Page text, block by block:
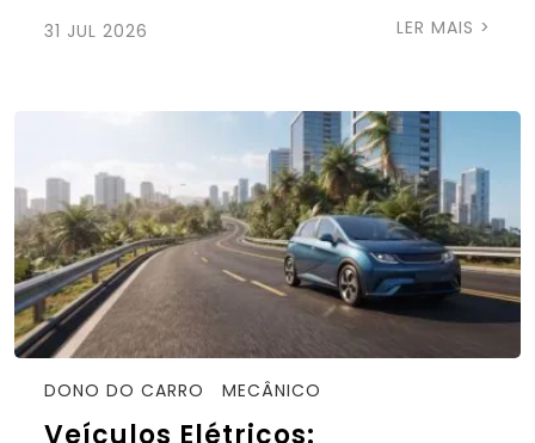
31 JUL 2026 LER MAIS >
DONO DO CARRO MECÂNICO
Veículos Elétricos: